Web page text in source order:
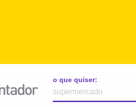
o que quiser: